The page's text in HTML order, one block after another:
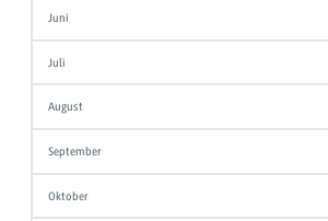
Juni
Juli
August
September
Oktober